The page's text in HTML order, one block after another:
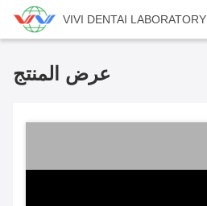
VIVI DENTAI LABORATORY
عرض المنتج